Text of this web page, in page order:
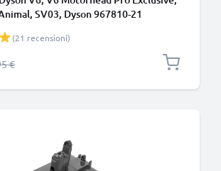
SV03, Dyson 967810-21
il caricabatterie da muro)
(21 recensioni)
normale
€